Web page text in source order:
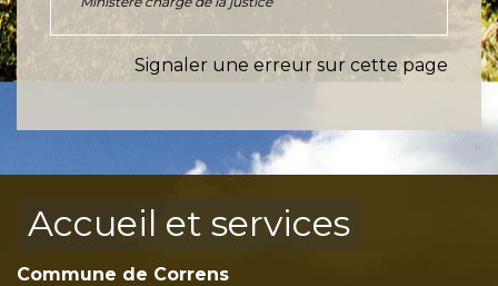
Signaler une erreur sur cette page
Accueil et services
Commune de Correns